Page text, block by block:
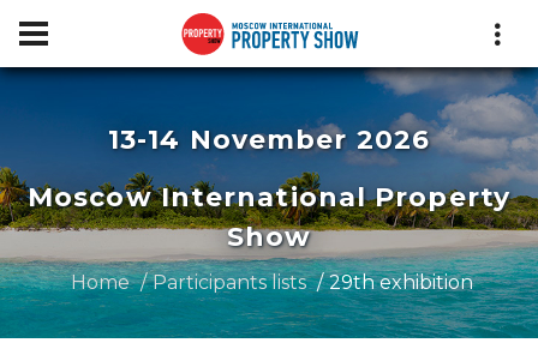
13-14 November 2026
Moscow International Property
Show
Home Participants lists 29th exhibition